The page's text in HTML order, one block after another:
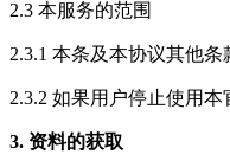
2.3 本服务的范围
2.3.1 本条及本协议其他
2.3.2 如果用户停止使用
3. 资料的获取